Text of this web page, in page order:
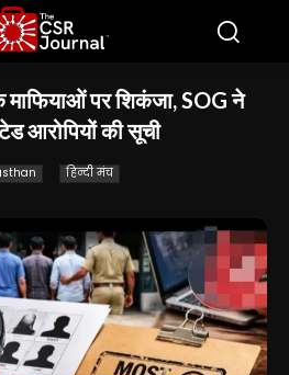
माफियाओं पर शिकंजा, SOG ने
आरोपियों की सूची
हिन्दी मंच